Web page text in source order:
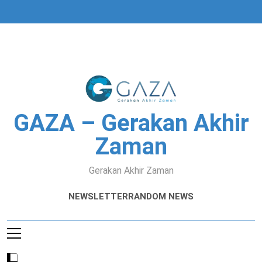
GAZA – Gerakan Akhir
Zaman
Gerakan Akhir Zaman
NEWSLETTERRANDOM NEWS